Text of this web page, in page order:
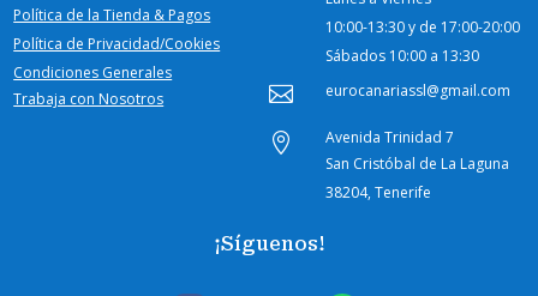
Política de la Tienda & Pagos
Política de Privacidad/Cookies
Condiciones Generales
Trabaja con Nosotros
10:00-13:30 y de 17:00-20:00
Sábados 10:00 a 13:30
 eurocanariassl@gmail.com

Avenida Trinidad 7
San Cristóbal de La Laguna
38204, Tenerife
¡Síguenos!